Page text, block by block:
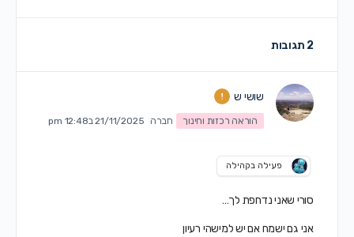
2 תגובות
שושי ש
הוראה רכזות וחינוך חברה 21/11/2025 ב12:48 pm
פעילה בקהילה
סורי שאני נדחפת לך…
אני גם ישמח אם יש למישהי רעיון